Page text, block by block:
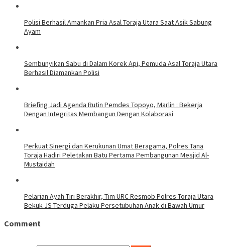
Polisi Berhasil Amankan Pria Asal Toraja Utara Saat Asik Sabung
Ayam
Sembunyikan Sabu di Dalam Korek Api, Pemuda Asal Toraja Utara
Berhasil Diamankan Polisi
Briefing Jadi Agenda Rutin Pemdes Topoyo, Marlin : Bekerja
Dengan Integritas Membangun Dengan Kolaborasi
Perkuat Sinergi dan Kerukunan Umat Beragama, Polres Tana
Toraja Hadiri Peletakan Batu Pertama Pembangunan Mesjid Al-
Mustaidah
Pelarian Ayah Tiri Berakhir, Tim URC Resmob Polres Toraja Utara
Bekuk JS Terduga Pelaku Persetubuhan Anak di Bawah Umur
Comment